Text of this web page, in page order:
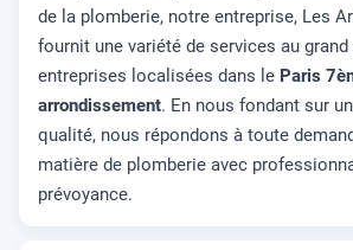
de la plomberie, notre entreprise, Les
fournit une variété de services au
entreprises localisées dans le Paris
arrondissement. En nous fondant sur
qualité, nous répondons à toute
matière de plomberie avec
prévoyance.